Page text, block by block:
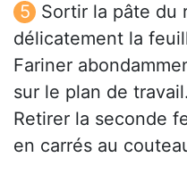
Sortir la pâte du
délicatement la
Fariner
sur le plan de travail.
Retirer la seconde
en carrés au